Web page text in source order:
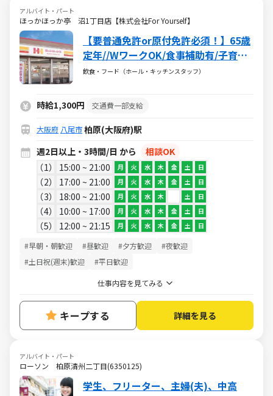
アルバイト・パート
ほっかほっか亭 沼1丁目店【株式会社For Yourself】
【要普通免許or原付免許必須！】65歳
定年//WワークOK/食事補助有/子育て
が落ち着いて週5日ガッツリ！や子育
♪♪
飲食・フード（ホール・キッチンスタッフ）
時給1,300円 交通費一部支給
大阪府 八尾市柏原(大阪府)駅
週2日以上・3時間/日 から
相談OK
1
15:00 ~ 21:00 月 火 水 木 金 土 日
2 17:00 ~ 21:00 月 火 水 木 金 土 日
3 18:00 ~ 21:00 月 火 水 木 土 日
4 10:00 ~ 17:00 月 火 水 木 金 土 日
5 12:00 ~ 21:15 月 火 水 木 金 土 日
#早朝・朝歓迎 #昼歓迎 #夕方歓迎
#夜歓迎
#土日祝(週末)歓迎
#平日歓迎
仕事内容を見てみる
キープする 詳細を見る
アルバイト・パート
ローソン 柏原清州二丁目(6350125)
学生、フリーター、主婦(夫)、中高